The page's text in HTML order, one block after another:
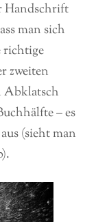
Handschrift
man sich
richtige
zweiten
Abklatsch
– es
(sieht man